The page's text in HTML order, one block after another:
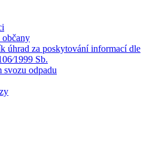
občany
úhrad za poskytování informací dle
Sb.
svozu odpadu